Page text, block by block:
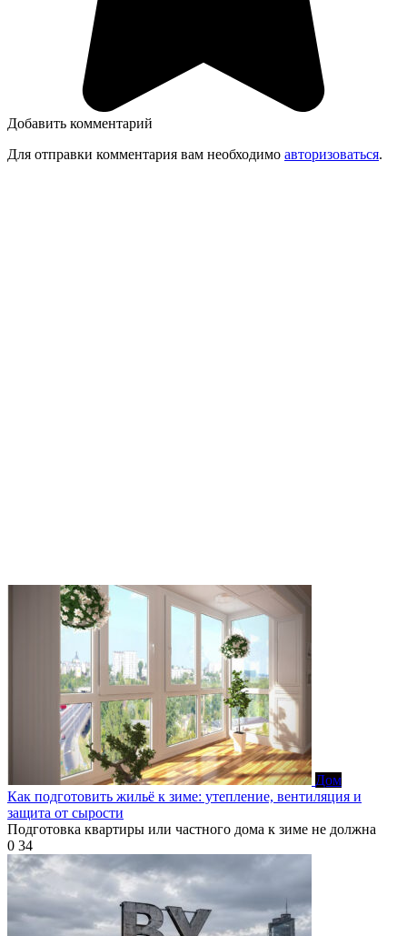
Добавить комментарий
Для отправки комментария вам необходимо авторизоваться.
Дом
Как подготовить жильё к зиме: утепление, вентиляция и
защита от сырости
Подготовка квартиры или частного дома к зиме не должна
0 34